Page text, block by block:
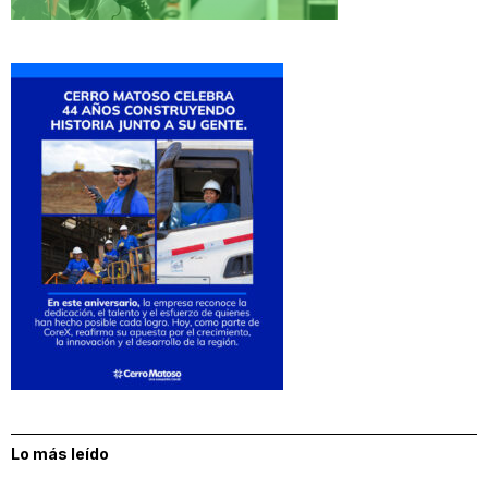
Lo más leído